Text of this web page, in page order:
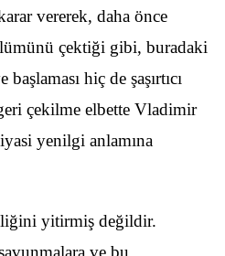
vererek, daha önce
çektiği gibi, buradaki
hiç de şaşırtıcı
çekilme elbette Vladimir
yenilgi anlamına
yitirmiş değildir.
ve bu